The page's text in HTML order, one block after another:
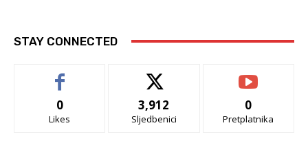
STAY CONNECTED
0
Likes
3,912
Sljedbenici
0
Pretplatnika